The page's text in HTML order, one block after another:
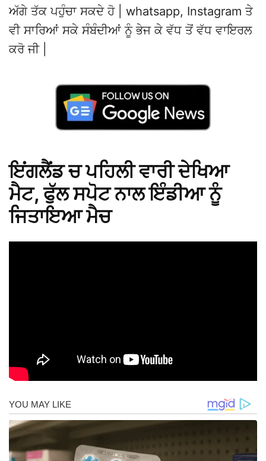
ਅੱਗੇ ਤੱਕ ਪਹੁੰਚਾ ਸਕਦੇ ਹੋ | whatsapp, Instagram ਤੇ
ਵੀ ਸਾਰਿਆਂ ਸਕੇ ਸੰਬੰਦੀਆਂ ਨੂੰ ਭੇਜ ਕੇ ਵੱਧ ਤੋਂ ਵੱਧ ਵਾਇਰਲ
ਕਰੋ ਜੀ |
ਇਂਗਲੈਂਡ ਚ ਪਹਿਲੀ ਵਾਰੀ ਦੇਖਿਆ
ਮੈਟ, ਫੁੱਲ ਸਪੋਟ ਨਾਲ ਇੰਡੀਆ ਨੂੰ
ਜਿਤਾਇਆ ਮੈਚ